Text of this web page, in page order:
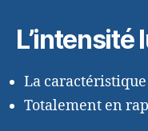
L’intensité
La
Totalement en